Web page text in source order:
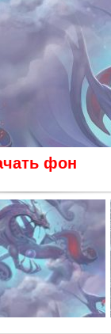
фон